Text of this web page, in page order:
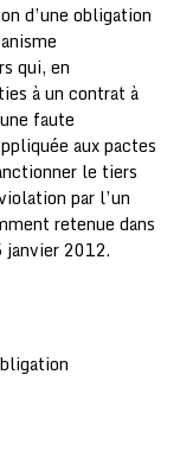
d’une obligation
qui, en
à un contrat à
faute
aux pactes
le tiers
par l’un
retenue dans
janvier 2012.